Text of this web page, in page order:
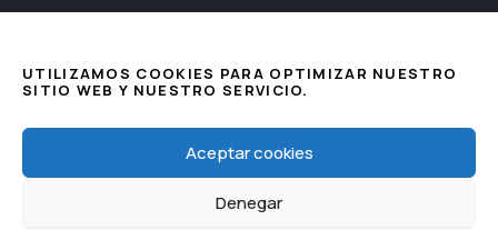
UTILIZAMOS COOKIES PARA OPTIMIZAR NUESTRO
SITIO WEB Y NUESTRO SERVICIO.
Aceptar cookies
Denegar
Sectores
This website uses cookies to improve
your web experience.
Accept